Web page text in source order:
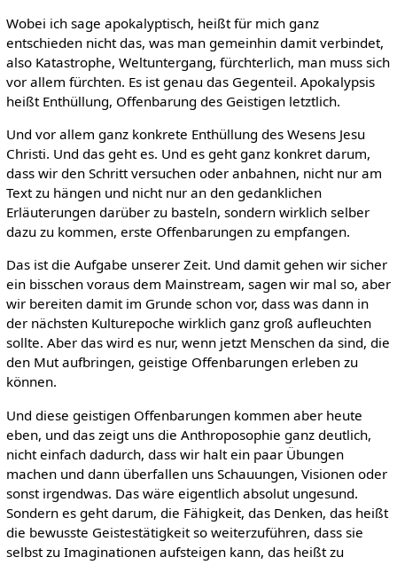
Wobei ich sage apokalyptisch, heißt für mich ganz
entschieden nicht das, was man gemeinhin damit verbindet,
also Katastrophe, Weltuntergang, fürchterlich, man muss sich
vor allem fürchten. Es ist genau das Gegenteil. Apokalypsis
heißt Enthüllung, Offenbarung des Geistigen letztlich.
Und vor allem ganz konkrete Enthüllung des Wesens Jesu
Christi. Und das geht es. Und es geht ganz konkret darum,
dass wir den Schritt versuchen oder anbahnen, nicht nur am
Text zu hängen und nicht nur an den gedanklichen
Erläuterungen darüber zu basteln, sondern wirklich selber
dazu zu kommen, erste Offenbarungen zu empfangen.
Das ist die Aufgabe unserer Zeit. Und damit gehen wir sicher
ein bisschen voraus dem Mainstream, sagen wir mal so, aber
wir bereiten damit im Grunde schon vor, dass was dann in
der nächsten Kulturepoche wirklich ganz groß aufleuchten
sollte. Aber das wird es nur, wenn jetzt Menschen da sind, die
den Mut aufbringen, geistige Offenbarungen erleben zu
können.
Und diese geistigen Offenbarungen kommen aber heute
eben, und das zeigt uns die Anthroposophie ganz deutlich,
nicht einfach dadurch, dass wir halt ein paar Übungen
machen und dann überfallen uns Schauungen, Visionen oder
sonst irgendwas. Das wäre eigentlich absolut ungesund.
Sondern es geht darum, die Fähigkeit, das Denken, das heißt
die bewusste Geistestätigkeit so weiterzuführen, dass sie
selbst zu Imaginationen aufsteigen kann, das heißt zu